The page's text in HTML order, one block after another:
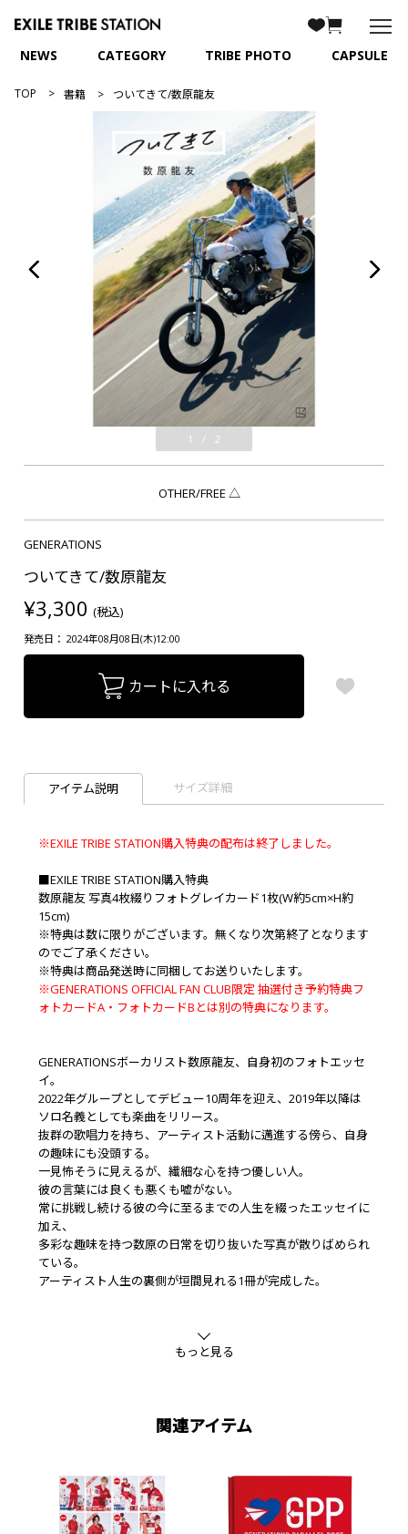
NEWS CATEGORY TRIBE PHOTO CAPSULE
TOP 書籍 ついてきて/数原龍友
1 / 2
OTHER/FREE △
GENERATIONS
ついてきて/数原龍友
¥3,300 (税込)
発売日： 2024年08月08日(木)12:00
カートに入れる
アイテム説明 サイズ詳細
※EXILE TRIBE STATION購入特典の配布は終了しました。
■EXILE TRIBE STATION購入特典
数原龍友 写真4枚綴りフォトグレイカード1枚(W約5cm×H約
15cm)
※特典は数に限りがございます。無くなり次第終了となります
のでご了承ください。
※特典は商品発送時に同梱してお送りいたします。
※GENERATIONS OFFICIAL FAN CLUB限定 抽選付き予約特典フ
ォトカードA・フォトカードBとは別の特典になります。
GENERATIONSボーカリスト数原龍友、自身初のフォトエッセ
イ。
2022年グループとしてデビュー10周年を迎え、2019年以降は
ソロ名義としても楽曲をリリース。
抜群の歌唱力を持ち、アーティスト活動に邁進する傍ら、自身
の趣味にも没頭する。
一見怖そうに見えるが、繊細な心を持つ優しい人。
彼の言葉には良くも悪くも嘘がない。
常に挑戦し続ける彼の今に至るまでの人生を綴ったエッセイに
加え、
多彩な趣味を持つ数原の日常を切り抜いた写真が散りばめられ
ている。
アーティスト人生の裏側が垣間見れる1冊が完成した。
■出版社
講談社
もっと見る
関連アイテム